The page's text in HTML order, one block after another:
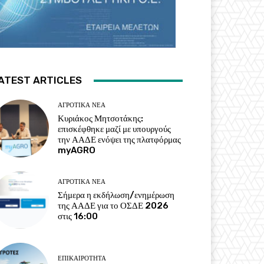
ARTICLES
ΑΓΡΟΤΙΚΆ ΝΈΑ
Κυριάκος Μητσοτάκης:
επισκέφθηκε μαζί με υπουργούς
την ΑΑΔΕ ενόψει της πλατφόρμας
myAGRO
ΑΓΡΟΤΙΚΆ ΝΈΑ
Σήμερα η εκδήλωση/ενημέρωση
της ΑΑΔΕ για το ΟΣΔΕ 2026
στις 16:00
ΕΠΙΚΑΙΡΌΤΗΤΑ